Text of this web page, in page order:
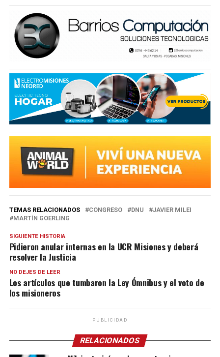
TEMAS RELACIONADOS CONGRESO DNU
JAVIER MILEI
MARTÍN GOERLING
SIGUIENTE HISTORIA
Pidieron anular internas en la UCR Misiones y deberá
resolver la Justicia
NO DEJES DE LEER
Los artículos que tumbaron la Ley Ómnibus y el voto de
los misioneros
PUBLICIDAD
RELACIONADOS